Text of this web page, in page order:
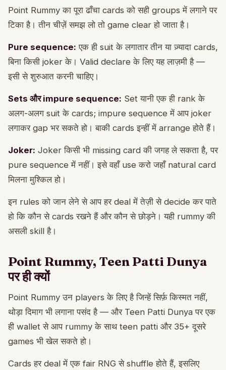
Point Rummy का पूरा ढाँचा cards को सही groups में लगाने पर
टिका है। तीन चीज़ें समझ लो तो game clear हो जाता है।
Pure sequence: एक ही suit के लगातार तीन या ज़्यादा cards,
बिना किसी joker के। Valid declare के लिए यह लाज़मी है —
इसी से शुरुआत करनी चाहिए।
Sets और impure sequence: Set यानी एक ही rank के
अलग-अलग suit के cards; impure sequence में आप joker
लगाकर gap भर सकते हो। बाकी cards इन्हीं में arrange होते हैं।
Joker: Joker किसी भी missing card की जगह ले सकता है, पर
pure sequence में नहीं। इसे वहाँ use करो जहाँ natural card
मिलना मुश्किल हो।
इन rules को जान लेने से आप हर deal में तेज़ी से decide कर पाते
हो कि कौन से cards रखने हैं और कौन से छोड़ने। यही rummy की
असली skill है।
Point Rummy, Teen Patti Dunya
पर ही क्यों
Point Rummy उन players के लिए है जिन्हें सिर्फ़ किस्मत नहीं,
थोड़ा दिमाग भी लगाना पसंद है — और Teen Patti Dunya पर एक
ही wallet से आप rummy के साथ teen patti और 35+ दूसरे
games भी खेल सकते हो।
Cards हर deal में एक fair RNG से shuffle होते हैं, इसलिए